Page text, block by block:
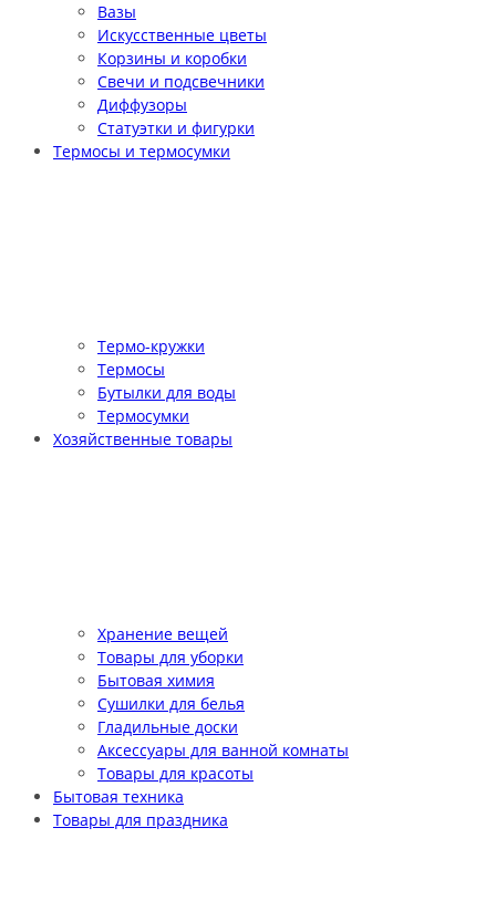
Вазы
Искусственные цветы
Корзины и коробки
Свечи и подсвечники
Диффузоры
Статуэтки и фигурки
Термосы и термосумки
Термо-кружки
Термосы
Бутылки для воды
Термосумки
Хозяйственные товары
Хранение вещей
Товары для уборки
Бытовая химия
Сушилки для белья
Гладильные доски
Аксессуары для ванной комнаты
Товары для красоты
Бытовая техника
Товары для праздника